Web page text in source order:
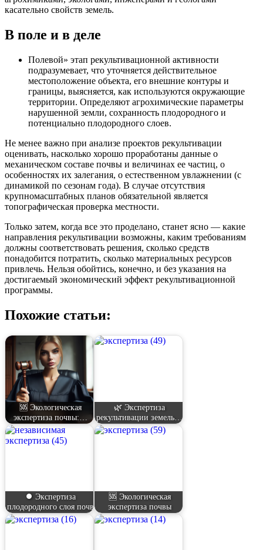
касательно свойств земель.
В поле и в деле
Полевой» этап рекультивационной активности
подразумевает, что уточняется действительное
местоположение объекта, его внешние контуры и
границы, выясняется, как используются окружающие
территории. Определяют агрохимические параметры
нарушенной земли, сохранность плодородного и
потенциально плодородного слоев.
Не менее важно при анализе проектов рекультивации
оценивать, насколько хорошо проработаны данные о
механическом составе почвы и величинах ее частиц, о
особенностях их залегания, о естественном увлажнении (с
динамикой по сезонам года). В случае отсутствия
крупномасштабных планов обязательной является
топографическая проверка местности.
Только затем, когда все это проделано, станет ясно — какие
направления рекультивации возможны, каким требованиям
должны соответствовать решения, сколько средств
понадобится потратить, сколько материальных ресурсов
привлечь. Нельзя обойтись, конечно, и без указания на
достигаемый экономический эффект рекультивационной
программы.
Похожие статьи:
🆘 Экологическая
экспертиза почвы:…
🌿 Экспертиза
рекультивации земель…
⏺️ Экспертиза
плодородного слоя почв
🆘 Экологическая
экспертиза почвы